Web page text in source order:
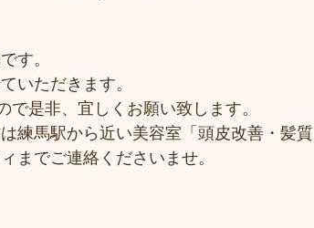
す。
いただきます。
是非、宜しくお願い致します。
練馬駅から近い美容室「頭皮改善・髪質
までご連絡くださいませ。